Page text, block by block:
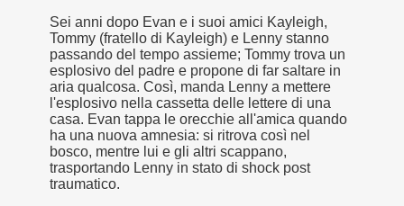
Sei anni dopo Evan e i suoi amici Kayleigh,
Tommy (fratello di Kayleigh) e Lenny stanno
passando del tempo assieme; Tommy trova un
esplosivo del padre e propone di far saltare in
aria qualcosa. Così, manda Lenny a mettere
l'esplosivo nella cassetta delle lettere di una
casa. Evan tappa le orecchie all'amica quando
ha una nuova amnesia: si ritrova così nel
bosco, mentre lui e gli altri scappano,
trasportando Lenny in stato di shock post
traumatico.
e suspense a cui fa da sfondo il retroscena della
Se Ti Piacciono nel mese di Settembre 2013.